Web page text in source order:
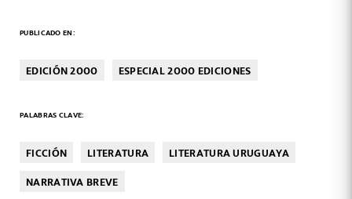
PUBLICADO EN:
EDICIÓN 2000 ESPECIAL 2000 EDICIONES
PALABRAS CLAVE:
FICCIÓN LITERATURA
LITERATURA URUGUAYA
NARRATIVA BREVE